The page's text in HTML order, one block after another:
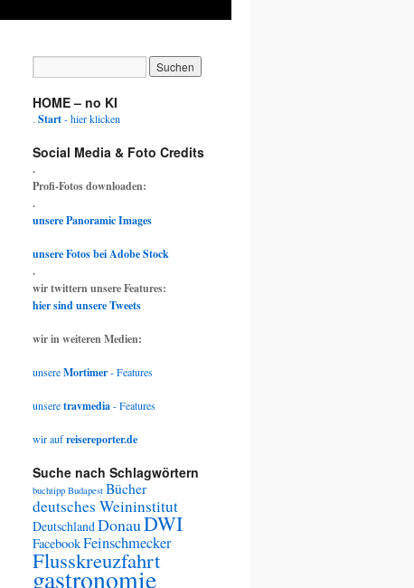
HOME – no KI
. Start- hier klicken
Social Media & Foto Credits
.
Profi-Fotos downloaden:
.
unsere Panoramic Images
unsere Fotos bei Adobe Stock
.
wir twittern unsere Features:
hier sind unsere Tweets
wir in weiteren Medien:
unsereMortimer- Features
unseretravmedia- Features
wir aufreisereporter.de
Suche nach Schlagwörtern
buchtipp Budapest Bücher
deutsches Weininstitut
DeutschlandDonauDWI
FacebookFeinschmecker
Flusskreuzfahrt
gastronomie